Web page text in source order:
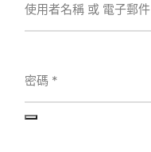
使用者名稱 或 電子郵件
密碼 *